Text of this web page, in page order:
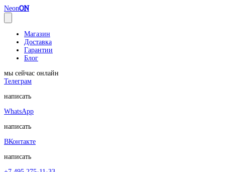
NeonON
Магазин
Доставка
Гарантии
Блог
мы сейчас онлайн
Телеграм
написать
WhatsApp
написать
ВКонтакте
написать